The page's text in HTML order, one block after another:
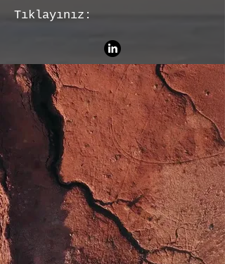
Tıklayınız: